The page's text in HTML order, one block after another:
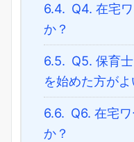
6.4. Q4. 在宅
か？
6.5. Q5. 保育
を始めた方がよ
6.6. Q6. 在宅
か？